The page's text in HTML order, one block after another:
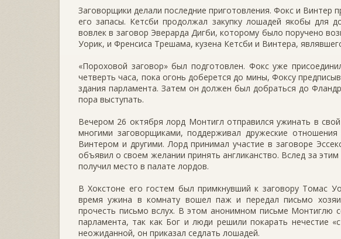
Заговорщики делали последние приготовления. Фокс и Винтер
его запасы. Кетсби продолжал закупку лошадей якобы для
вовлек в заговор Эверарда Дигби, которому было поручено
Уорик, и Френсиса Трешама, кузена Кетсби и Винтера,
«Пороховой заговор» был подготовлен. Фокс уже
четверть часа, пока огонь доберется до мины, Фоксу
здания парламента. Затем он должен был добраться до
пора выступать.
Вечером 26 октября лорд Монтигл отправился ужинать в
многими заговорщиками, поддерживал дружеские
Винтером и другими. Лорд принимал участие в заговоре
объявил о своем желании принять англиканство. Вслед за
получил место в палате лордов.
В Хокстоне его гостем был примкнувший к заговору Томас
время ужина в комнату вошел паж и передал письмо
прочесть письмо вслух. В этом анонимном письме Монтиглю
парламента, так как Бог и люди решили покарать нечестие
неожиданной, он приказал седлать лошадей.